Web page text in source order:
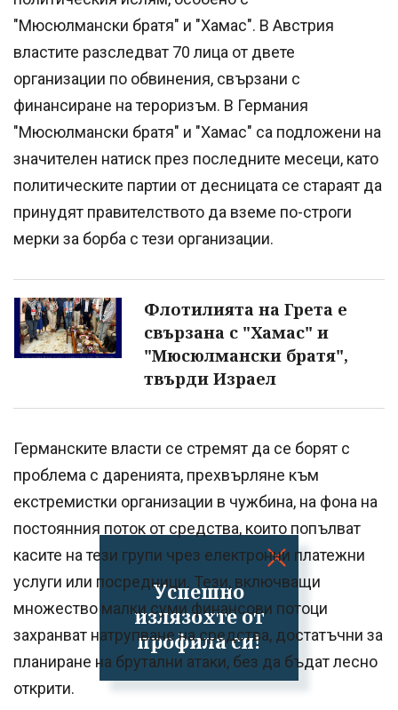
Успешно
излязохте от
профила си!
"Мюсюлмански братя" и "Хамас". В Австрия
властите разследват 70 лица от двете
организации по обвинения, свързани с
финансиране на тероризъм. В Германия
"Мюсюлмански братя" и "Хамас" са подложени на
значителен натиск през последните месеци, като
политическите партии от десницата се стараят да
принудят правителството да вземе по-строги
мерки за борба с тези организации.
Флотилията на Грета е
свързана с "Хамас" и
"Мюсюлмански братя",
твърди Израел
Германските власти се стремят да се борят с
проблема с даренията, прехвърляне към
екстремистки организации в чужбина, на фона на
постоянния поток от средства, които попълват
касите на тези групи чрез електронни платежни
услуги или посредници. Тези, включващи
множество малки суми финансови потоци
захранват натрупване на средства, достатъчни за
планиране на брутални атаки, без да бъдат лесно
открити.